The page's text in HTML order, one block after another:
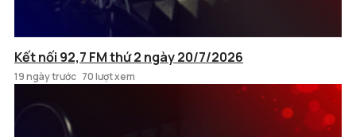
Kết nối 92,7 FM thứ 2 ngày 20/7/2026
19 ngày trước 70 lượt xem